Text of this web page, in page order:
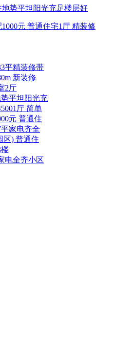
势平坦阳光充足楼层好
元 普通住宅1厅 精装修
平精装修带
新装修
2厅
平坦阳光充
厅 简单
元 普通住
家电齐全
区) 普通住
电全齐小区